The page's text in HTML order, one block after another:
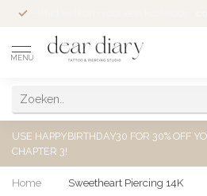
MENU
USE HAPPYBIRTHDAY30 FOR 30% OFF
CHAPTER 3!
Home Sweetheart Piercing 14K